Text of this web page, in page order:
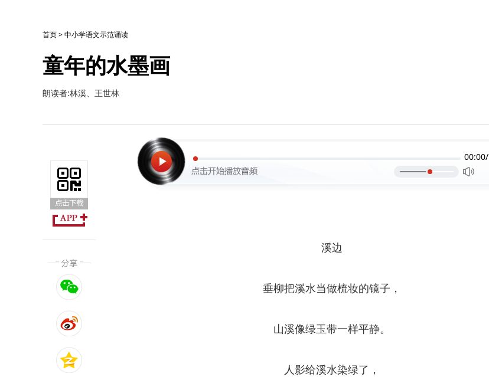
首页>中小学语文示范诵读
童年的水墨画
朗读者:林溪、王世林
00:00/
溪边
垂柳把溪水当做梳妆的镜子，
山溪像绿玉带一样平静。
人影给溪水染绿了，